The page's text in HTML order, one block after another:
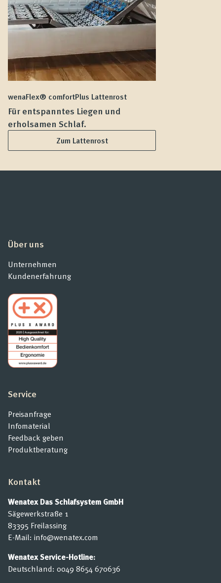
wenaFlex® comfortPlus Lattenrost
Für entspanntes Liegen und
erholsamen Schlaf.
Zum Lattenrost
Über uns
Unternehmen
Kundenerfahrung
Service
Preisanfrage
Infomaterial
Feedback geben
Produktberatung
Kontakt
Wenatex Das Schlafsystem GmbH
Sägewerkstraße 1
83395 Freilassing
E-Mail: info@wenatex.com
Wenatex Service-Hotline:
Deutschland: 0049 8654 670636